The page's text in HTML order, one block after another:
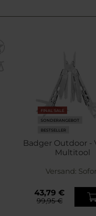
FINAL SALE
SONDERANGEBOT
BESTSELLER
Badger Outdoor -
Multitool
Versand:
43,79 €
99,95 €